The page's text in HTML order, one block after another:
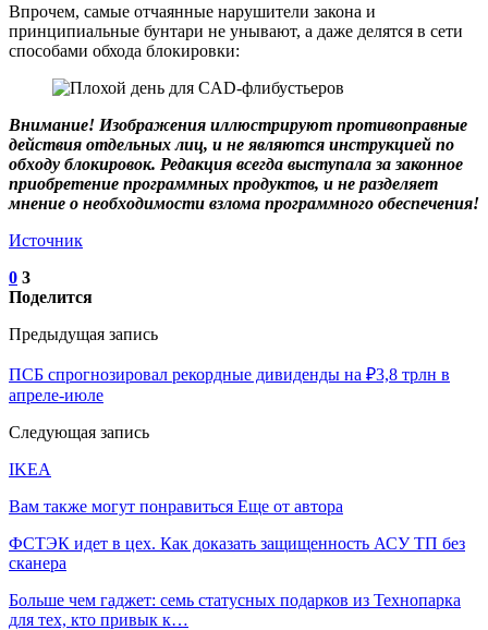
Впрочем, самые отчаянные нарушители закона и
принципиальные бунтари не унывают, а даже делятся в сети
способами обхода блокировки:
Внимание! Изображения иллюстрируют противоправные
действия отдельных лиц, и не являются инструкцией по
обходу блокировок. Редакция всегда выступала за законное
приобретение программных продуктов, и не разделяет
мнение о необходимости взлома программного обеспечения!
Источник
0 3
Поделится
Предыдущая запись
ПСБ спрогнозировал рекордные дивиденды на ₽3,8 трлн в
апреле-июле
Следующая запись
IKEA
Вам также могут понравиться Еще от автора
ФСТЭК идет в цех. Как доказать защищенность АСУ ТП без
сканера
Больше чем гаджет: семь статусных подарков из Технопарка
для тех, кто привык к…